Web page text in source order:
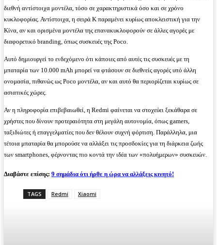
διεθνή αντίστοιχα μοντέλα, τόσο σε χαρακτηριστικά όσο και σε χρόνο
κυκλοφορίας. Αντίστοιχα, η σειρά K παραμένει κυρίως αποκλειστική για την
Κίνα, αν και ορισμένα μοντέλα της επανακυκλοφορούν σε άλλες αγορές με
διαφορετικό branding, όπως συσκευές της Poco.
Αυτό δημιουργεί το ενδεχόμενο ότι κάποιες από αυτές τις συσκευές με τη
μπαταρία των 10.000 mAh μπορεί να φτάσουν σε διεθνείς αγορές υπό άλλη
ονομασία, πιθανώς ως Poco μοντέλα, αν και αυτό θα περιορίζεται κυρίως σε
ασιατικές χώρες.
Αν η πληροφορία επιβεβαιωθεί, η Redmi φαίνεται να στοχεύει ξεκάθαρα σε
χρήστες που δίνουν προτεραιότητα στη μεγάλη αυτονομία, όπως gamers,
ταξιδιώτες ή επαγγελματίες που δεν θέλουν συχνή φόρτιση. Παράλληλα, μια
τέτοια μπαταρία θα μπορούσε να αλλάξει τις προσδοκίες για τη διάρκεια ζωής
των smartphones, φέρνοντας πιο κοντά την ιδέα των «πολυήμερων» συσκευών.
Διαβάστε επίσης: 9 σημάδια ότι ήρθε η ώρα να αλλάξεις κινητό!
TAGS Redmi Xiaomi